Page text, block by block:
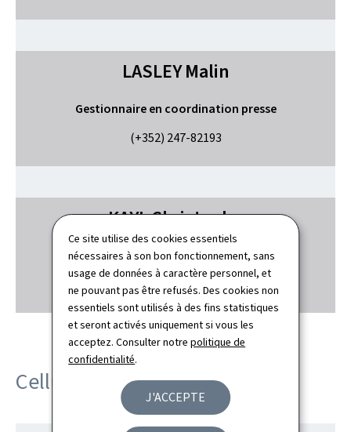
Ce site utilise des cookies essentiels
nécessaires à son bon fonctionnement, sans
usage de données à caractère personnel, et
ne pouvant pas être refusés. Des cookies non
essentiels sont utilisés à des fins statistiques
et seront activés uniquement si vous les
acceptez. Consulter notrepolitique de
confidentialité.
J'ACCEPTE
LASLEY Malin
Gestionnaire en coordination presse
(+352) 247-82193
KAYLChristophe
Chargé de projet en édition
(+352) 247-82018
Cellule traduction